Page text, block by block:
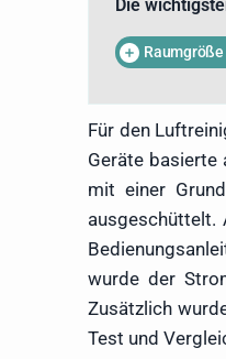
Die
Raumgröße
Für den
Geräte basierte
mit einer
ausgeschüttelt.
wurde der
Zusätzlich
Test und